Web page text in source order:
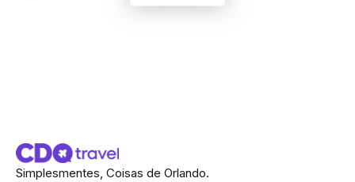
Simplesmentes, Coisas de Orlando.